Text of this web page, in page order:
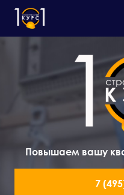
Повышаем вашу
7